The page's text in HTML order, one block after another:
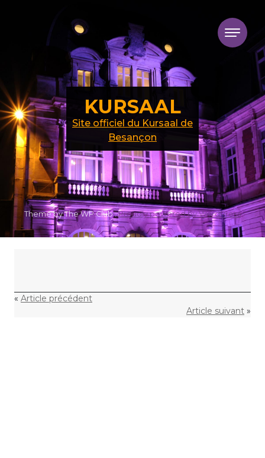
« Article précédent
Article suivant »
KURSAAL
Site officiel du Kursaal de
Besançon
Theme by The WP Club .Proudly powered by WordPress